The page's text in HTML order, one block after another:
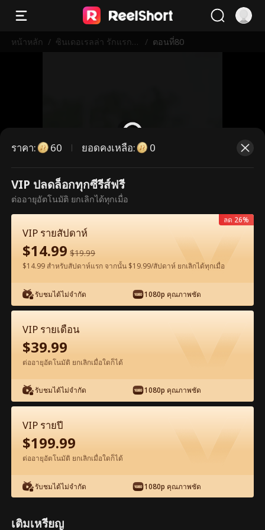
หน้าหลัก / ซินเดอเรลล่า รักแรกที่
/ ตอนที่80
ตอนนี้เป็นตอนพรีเมียม กรุณาปลดล็อก
เพื่อรับชม
ดูฟรีในแอป
ตอน80-ภาพยนตร์ ซินเดอเรลล่า รักแรกที่ไม่
เคยลืม เต็มเรื่อง ภาพยนตร์เต็มเรื่อง
1-50 51-80
76 78 79
ราคา: 60 ยอดคงเหลือ: 0
VIP ปลดล็อกทุกซีรีส์ฟรี
ต่ออายุอัตโนมัติ ยกเลิกได้ทุกเมื่อ
VIP รายสัปดาห์
$14.99 $19.99
$14.99 สำหรับสัปดาห์แรก จากนั้น $19.99/สัปดาห์ ยกเลิกได้ทุกเมื่อ
รับชมได้ไม่จำกัด 1080p คุณภาพชัด
ลด 26%
VIP รายเดือน
$39.99
ต่ออายุอัตโนมัติ ยกเลิกเมื่อใดก็ได้
รับชมได้ไม่จำกัด 1080p คุณภาพชัด
VIP รายปี
$199.99
ต่ออายุอัตโนมัติ ยกเลิกเมื่อใดก็ได้
รับชมได้ไม่จำกัด 1080p คุณภาพชัด
เติมเหรียญ